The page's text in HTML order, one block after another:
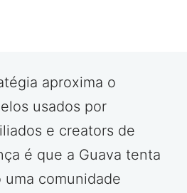
aproxima o
usados por
e creators de
é que a Guava tenta
comunidade